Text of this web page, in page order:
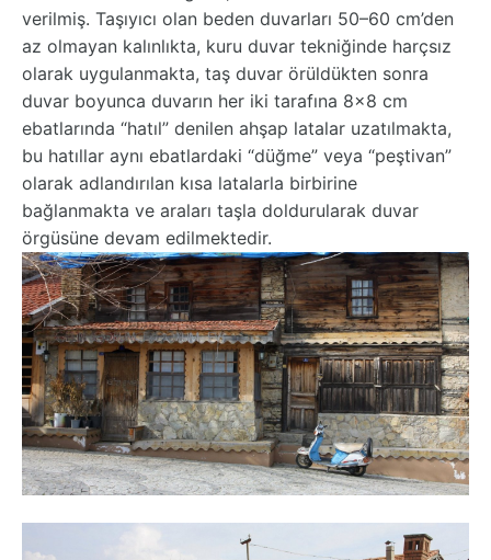
verilmiş. Taşıyıcı olan beden duvarları 50–60 cm’den
az olmayan kalınlıkta, kuru duvar tekniğinde harçsız
olarak uygulanmakta, taş duvar örüldükten sonra
duvar boyunca duvarın her iki tarafına 8x8 cm
ebatlarında “hatıl” denilen ahşap latalar uzatılmakta,
bu hatıllar aynı ebatlardaki “düğme” veya “peştivan”
olarak adlandırılan kısa latalarla birbirine
bağlanmakta ve araları taşla doldurularak duvar
örgüsüne devam edilmektedir.